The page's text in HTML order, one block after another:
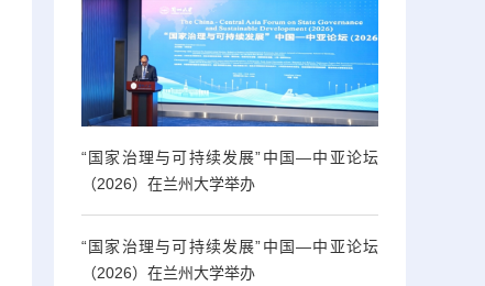
“国家治理与可持续发展”中国—中亚论坛
（2026）在兰州大学举办
“国家治理与可持续发展”中国—中亚论坛
（2026）在兰州大学举办